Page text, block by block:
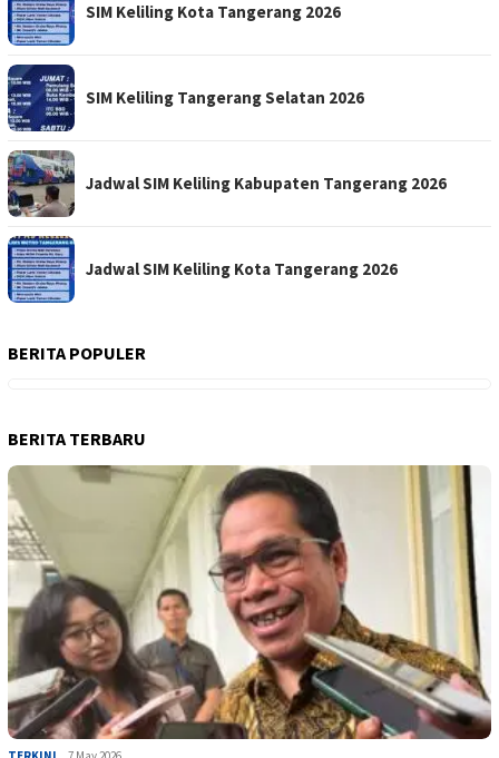
SIM Keliling Kota Tangerang 2026
SIM Keliling Tangerang Selatan 2026
Jadwal SIM Keliling Kabupaten Tangerang 2026
Jadwal SIM Keliling Kota Tangerang 2026
BERITA POPULER
BERITA TERBARU